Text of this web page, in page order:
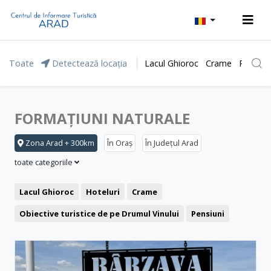
Toate Detectează locația Lacul Ghioroc Crame Parcul
FORMAȚIUNI NATURALE
Zona Arad + 300km În Oraș
În Județul Arad
toate categoriile
Lacul Ghioroc Hoteluri
Crame
Obiective turistice de pe Drumul Vinului
Pensiuni
Băile Lipova
Motel
Restaurant